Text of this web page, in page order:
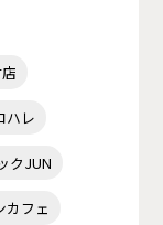
ハレ
クJUN
カフェ